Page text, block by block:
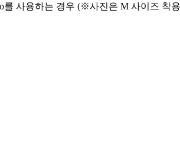
를 사용하는 경우 (※사진은 M 사이즈 착